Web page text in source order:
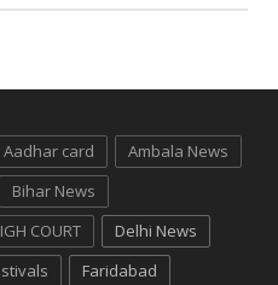
Aadhar card
Ambala News
Bihar News
COURT
Delhi News
Faridabad